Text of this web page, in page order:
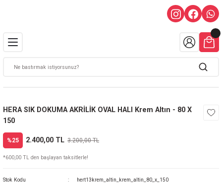
HERA SIK DOKUMA AKRİLİK OVAL HALI Krem Altın - 80 X
150
%25 2.400,00 TL 3.200,00 TL
*600,00 TL den başlayan taksitlerle!
Stok Kodu hert13krem_altin_krem_altin_80_x_150